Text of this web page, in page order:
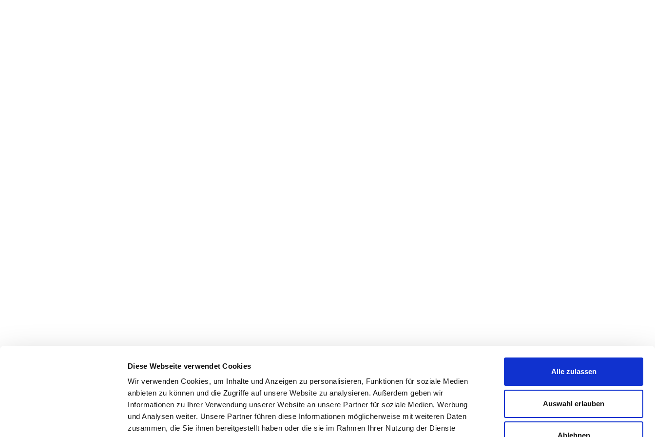
Diese Webseite verwendet Cookies
Wir verwenden Cookies, um Inhalte und Anzeigen zu personalisieren, Funktionen für soziale Medien
anbieten zu können und die Zugriffe auf unsere Website zu analysieren. Außerdem geben wir
Informationen zu Ihrer Verwendung unserer Website an unsere Partner für soziale Medien, Werbung
und Analysen weiter. Unsere Partner führen diese Informationen möglicherweise mit weiteren Daten
zusammen, die Sie ihnen bereitgestellt haben oder die sie im Rahmen Ihrer Nutzung der Dienste
Alle zulassen
Auswahl erlauben
Ablehnen